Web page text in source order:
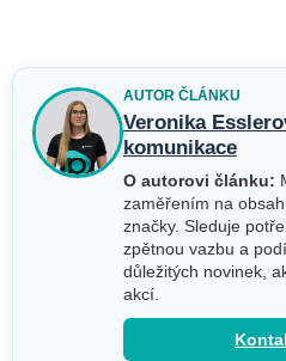
AUTOR ČLÁNKU
Veronika
komunikace
O autorovi článku:
zaměřením na
značky. Sleduje
zpětnou vazbu a
důležitých novinek,
akcí.